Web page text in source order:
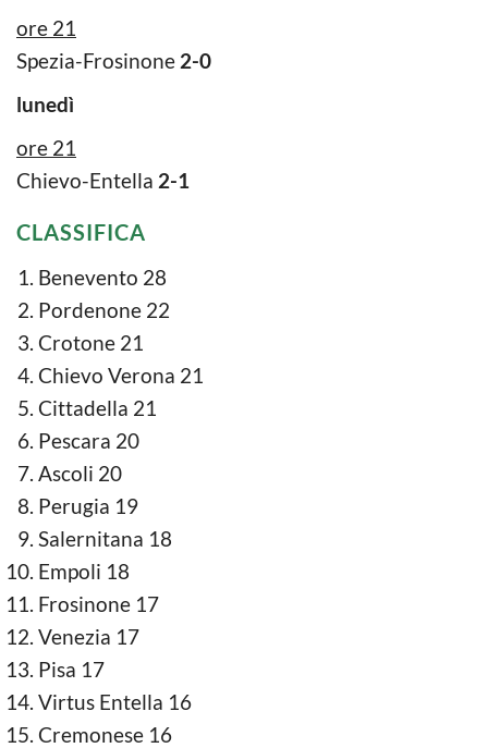
ore 21
Spezia-Frosinone 2-0
lunedì
ore 21
Chievo-Entella 2-1
CLASSIFICA
Benevento 28
Pordenone 22
Crotone 21
Chievo Verona 21
Cittadella 21
Pescara 20
Ascoli 20
Perugia 19
Salernitana 18
Empoli 18
Frosinone 17
Venezia 17
Pisa 17
Virtus Entella 16
Cremonese 16